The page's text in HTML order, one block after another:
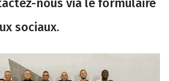
nous via le formulaire
sociaux.